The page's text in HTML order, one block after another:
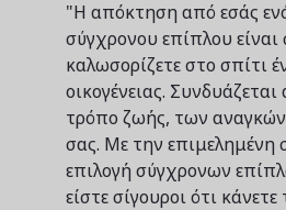
"Η απόκτηση από εσάς
σύγχρονου επίπλου
καλωσορίζετε στο σπίτι
οικογένειας.
τρόπο ζωής, των
σας. Με την επιμελημένη
επιλογή σύγχρονων
είστε σίγουροι ότι